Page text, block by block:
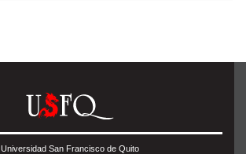
Universidad San Francisco de Quito